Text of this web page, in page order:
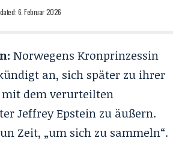
6. Februar 2026
Norwegens Kronprinzessin
an, sich später zu ihrer
dem verurteilten
Jeffrey Epstein zu äußern.
Zeit, „um sich zu sammeln“.